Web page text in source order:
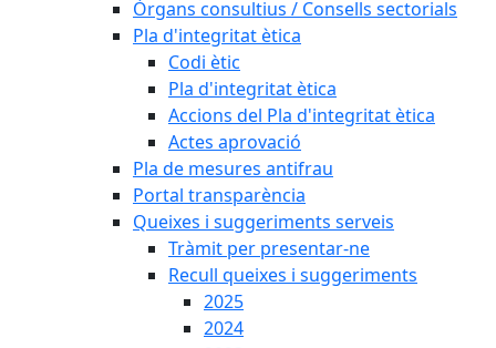
Òrgans consultius / Consells sectorials
Pla d'integritat ètica
Codi ètic
Pla d'integritat ètica
Accions del Pla d'integritat ètica
Actes aprovació
Pla de mesures antifrau
Portal transparència
Queixes i suggeriments serveis
Tràmit per presentar-ne
Recull queixes i suggeriments
2025
2024